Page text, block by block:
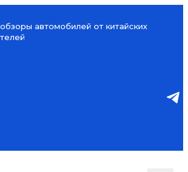
автомобилей от китайских